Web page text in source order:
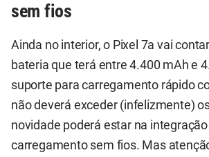
sem fios
Ainda no interior, o Pixel 7a vai
bateria que terá entre 4.400 mAh e
suporte para carregamento rápido
não deverá exceder (infelizmente)
novidade poderá estar na
carregamento sem fios. Mas